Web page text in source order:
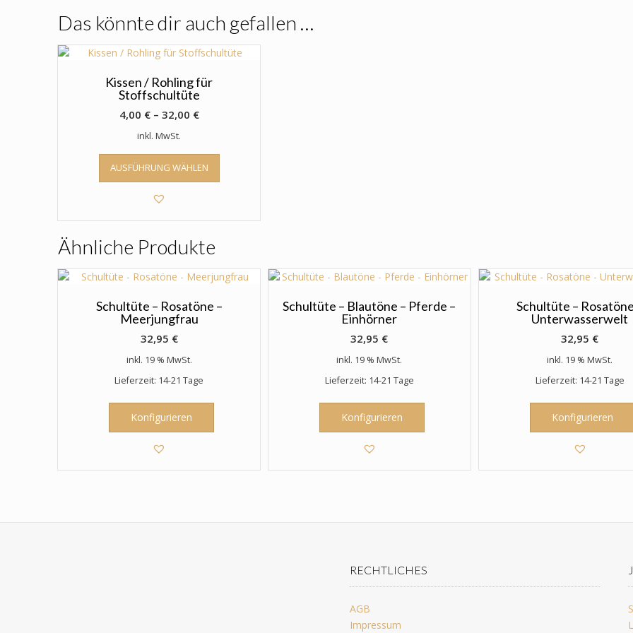
Das könnte dir auch gefallen …
Kissen / Rohling für
Stoffschultüte
4,00 €– 32,00 €
inkl. MwSt.
AUSFÜHRUNG WÄHLEN
Dieses
weist
können
der
Ähnliche Produkte
Schultüte – Rosatöne –
Meerjungfrau
32,95 €
inkl. 19 % MwSt.
Lieferzeit: 14-21 Tage
Konfigurieren
Schultüte – Blautöne – Pferde –
Einhörner
32,95 €
inkl. 19 % MwSt.
Lieferzeit: 14-21 Tage
Konfigurieren
Schultüte –
Unterwasserwelt
32,95 €
inkl. 19 % MwSt.
Lieferzeit: 14-21 Tage
Konfigurieren
RECHTLICHES
AGB
Impressum